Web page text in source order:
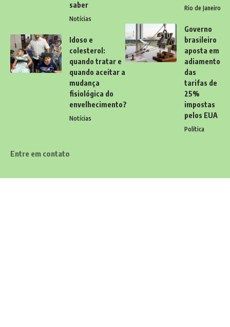
saber
Notícias
Idoso e
colesterol:
quando tratar e
quando aceitar a
mudança
fisiológica do
envelhecimento?
Notícias
Rio de Janeiro
Governo
brasileiro
aposta em
adiamento
das
tarifas de
25%
impostas
pelos EUA
Política
Entre em contato